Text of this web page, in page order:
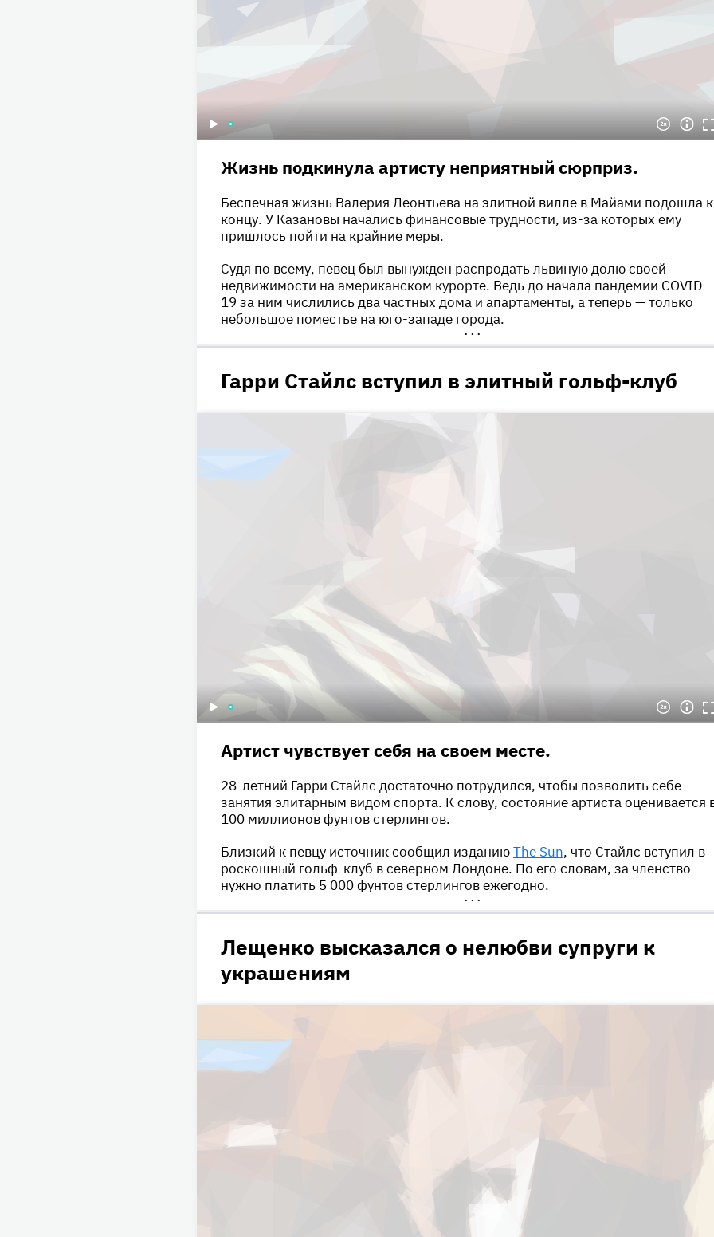
Жизнь подкинула артисту неприятный сюрприз.
Беспечная жизнь Валерия Леонтьева на элитной вилле в Майами подошла к
концу. У Казановы начались финансовые трудности, из-за которых ему
пришлось пойти на крайние меры.
Судя по всему, певец был вынужден распродать львиную долю своей
недвижимости на американском курорте. Ведь до начала пандемии COVID-
19 за ним числились два частных дома и апартаменты, а теперь — только
небольшое поместье на юго-западе города.
•••
Гарри Стайлс вступил в элитный гольф-клуб
Артист чувствует себя на своем месте.
28-летний Гарри Стайлс достаточно потрудился, чтобы позволить себе
занятия элитарным видом спорта. К слову, состояние артиста оценивается
100 миллионов фунтов стерлингов.
Близкий к певцу источник сообщил изданиюThe Sun, что Стайлс вступил в
роскошный гольф-клуб в северном Лондоне. По его словам, за членство
нужно платить 5 000 фунтов стерлингов ежегодно.
•••
Лещенко высказался о нелюбви супруги к
украшениям